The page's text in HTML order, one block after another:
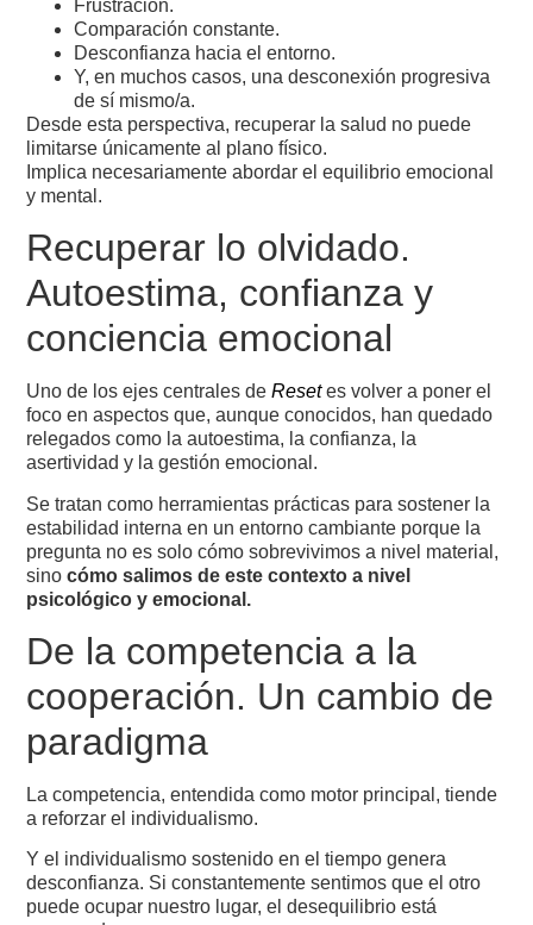
Frustración.
Comparación constante.
Desconfianza hacia el entorno.
Y, en muchos casos, una desconexión progresiva
de sí mismo/a.
Desde esta perspectiva, recuperar la salud no puede
limitarse únicamente al plano físico.
Implica necesariamente abordar el equilibrio emocional
y mental.
Recuperar lo olvidado.
Autoestima, confianza y
conciencia emocional
Uno de los ejes centrales deReset es volver a poner el
foco en aspectos que, aunque conocidos, han quedado
relegados como la autoestima, la confianza, la
asertividad y la gestión emocional.
Se tratan como herramientas prácticas para sostener la
estabilidad interna en un entorno cambiante porque la
pregunta no es solo cómo sobrevivimos a nivel material,
sinocómo salimos de este contexto a nivel
psicológico y emocional.
De la competencia a la
cooperación. Un cambio de
paradigma
La competencia, entendida como motor principal, tiende
a reforzar el individualismo.
Y el individualismo sostenido en el tiempo genera
desconfianza. Si constantemente sentimos que el otro
puede ocupar nuestro lugar, el desequilibrio está